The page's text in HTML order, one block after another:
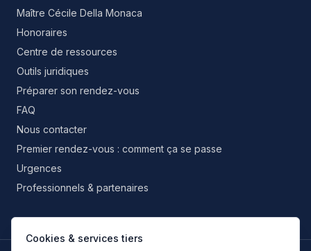
Cookies & services tiers
Maître Cécile Della Monaca
Honoraires
Centre de ressources
Outils juridiques
Préparer son rendez-vous
FAQ
Nous contacter
Premier rendez-vous : comment ça se passe
Urgences
Professionnels & partenaires